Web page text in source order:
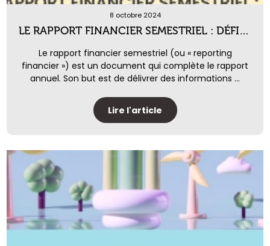
8 octobre 2024
LE RAPPORT FINANCIER SEMESTRIEL : DÉFINITION, UTILITÉ ET OBLIGATIONS
Le rapport financier semestriel (ou « reporting
financier ») est un document qui complète le rapport
annuel. Son but est de délivrer des informations ...
Lire l'article